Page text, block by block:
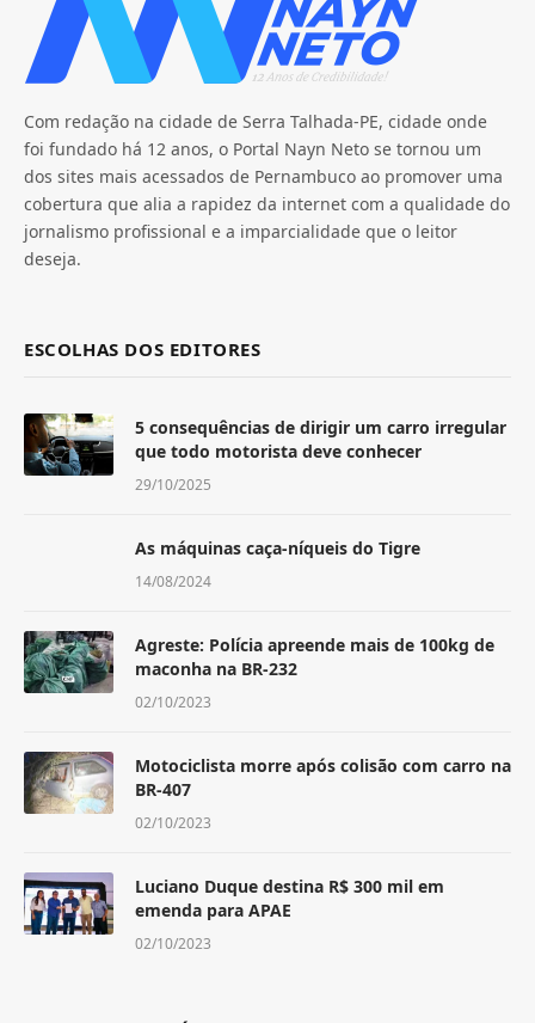
Com redação na cidade de Serra Talhada-PE, cidade onde
foi fundado há 12 anos, o Portal Nayn Neto se tornou um
dos sites mais acessados de Pernambuco ao promover uma
cobertura que alia a rapidez da internet com a qualidade do
jornalismo profissional e a imparcialidade que o leitor
deseja.
ESCOLHAS DOS EDITORES
5 consequências de dirigir um carro irregular
que todo motorista deve conhecer
29/10/2025
As máquinas caça-níqueis do Tigre
14/08/2024
Agreste: Polícia apreende mais de 100kg de
maconha na BR-232
02/10/2023
Motociclista morre após colisão com carro na
BR-407
02/10/2023
Luciano Duque destina R$ 300 mil em
emenda para APAE
02/10/2023